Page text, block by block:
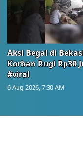
Aksi Begal di
Korban Rugi Rp30
#viral
6 Aug 2026, 7:30 AM